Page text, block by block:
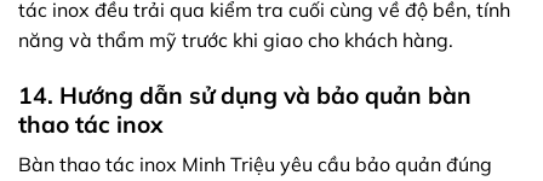
tác inox đều trải qua kiểm tra cuối cùng về độ bền, tính
năng và thẩm mỹ trước khi giao cho khách hàng.
14. Hướng dẫn sử dụng và bảo quản bàn
thao tác inox
Bàn thao tác inox Minh Triệu yêu cầu bảo quản đúng